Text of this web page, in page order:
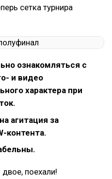
сетка турнира
ознакомляться с
и видео
характера при
агитация за
контента.
поехали!